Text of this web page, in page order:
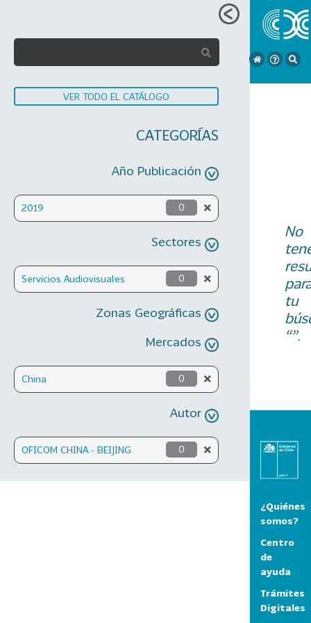
VER TODO EL CATÁLOGO
CATEGORÍAS
Año Publicación
2019 0
Sectores
Servicios Audiovisuales 0
Zonas Geográficas
Mercados
China 0
Autor
OFICOM CHINA - BEIJING 0
No
tu
“”.
¿Quiénes
somos?
Centro
de
ayuda
Trámites
Digitales